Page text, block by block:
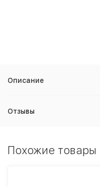
Описание
Отзывы
Похожие товары